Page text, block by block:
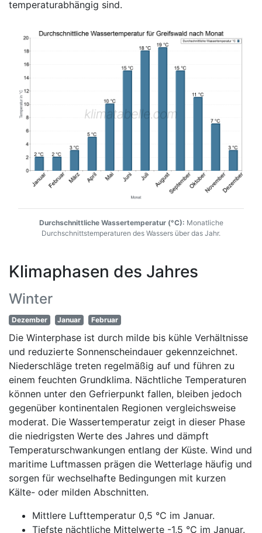
temperaturabhängig sind.
Durchschnittliche Wassertemperatur (°C): Monatliche
Durchschnittstemperaturen des Wassers über das Jahr.
Klimaphasen des Jahres
Winter
Dezember Januar Februar
Die Winterphase ist durch milde bis kühle Verhältnisse
und reduzierte Sonnenscheindauer gekennzeichnet.
Niederschläge treten regelmäßig auf und führen zu
einem feuchten Grundklima. Nächtliche Temperaturen
können unter den Gefrierpunkt fallen, bleiben jedoch
gegenüber kontinentalen Regionen vergleichsweise
moderat. Die Wassertemperatur zeigt in dieser Phase
die niedrigsten Werte des Jahres und dämpft
Temperaturschwankungen entlang der Küste. Wind und
maritime Luftmassen prägen die Wetterlage häufig und
sorgen für wechselhafte Bedingungen mit kurzen
Kälte- oder milden Abschnitten.
Mittlere Lufttemperatur 0,5 °C im Januar.
Tiefste nächtliche Mittelwerte -1,5 °C im Januar.